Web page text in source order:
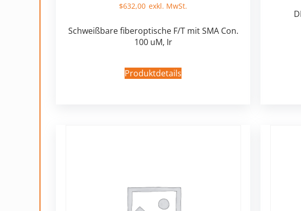
$632,00
Schweißbare fiberoptische F/T mit SMA Con.
100 uM, Ir
Produktdetails